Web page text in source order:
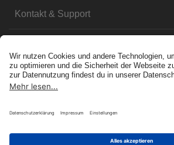
Kontakt & Support